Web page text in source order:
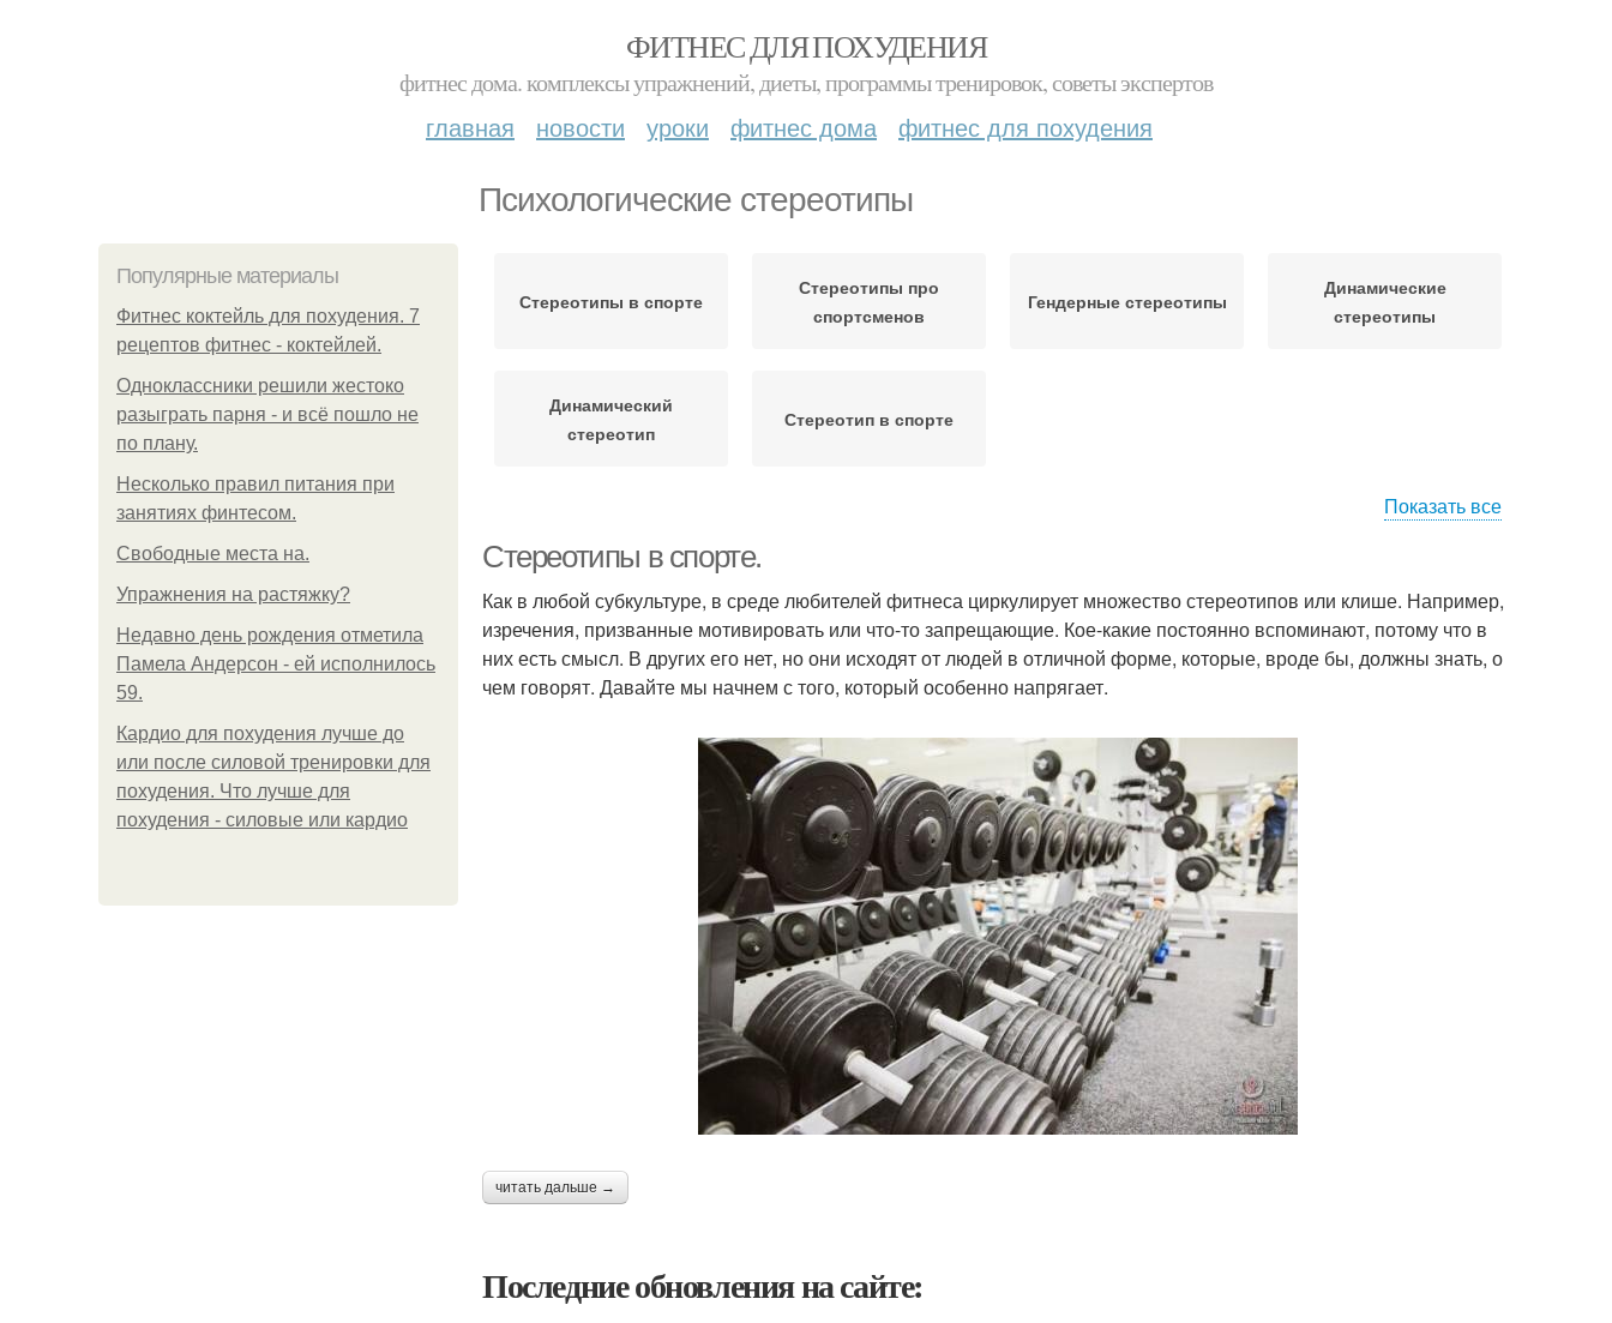
ФИТНЕС ДЛЯ ПОХУДЕНИЯ
фитнес дома. комплексы упражнений, диеты, программы тренировок, советы экспертов
главная новости уроки фитнес дома фитнес для похудения
Психологические стереотипы
Популярные материалы
Фитнес коктейль для похудения. 7
рецептов фитнес - коктейлей.
Одноклассники решили жестоко
разыграть парня - и всё пошло не
по плану.
Несколько правил питания при
занятиях финтесом.
Свободные места на.
Упражнения на растяжку?
Недавно день рождения отметила
Памела Андерсон - ей исполнилось
59.
Кардио для похудения лучше до
или после силовой тренировки для
похудения. Что лучше для
похудения - силовые или кардио
Стереотипы в спорте
Стереотипы про
спортсменов
Гендерные стереотипы
Динамические
стереотипы
Динамический
стереотип
Стереотип в спорте
Показать все
Стереотипы в спорте.
Как в любой субкультуре, в среде любителей фитнеса циркулирует множество стереотипов или клише. Например,
изречения, призванные мотивировать или что-то запрещающие. Кое-какие постоянно вспоминают, потому что в
них есть смысл. В других его нет, но они исходят от людей в отличной форме, которые, вроде бы, должны знать, о
чем говорят. Давайте мы начнем с того, который особенно напрягает.
читать дальше →
Последние обновления на сайте: